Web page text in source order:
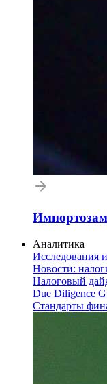
Аналитика
Исследования
Новости:
Налоговый
Due Diligence
Стандарты